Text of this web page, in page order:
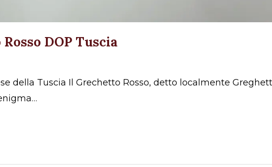
DOP Tuscia
della Tuscia Il Grechetto Rosso, detto localmente